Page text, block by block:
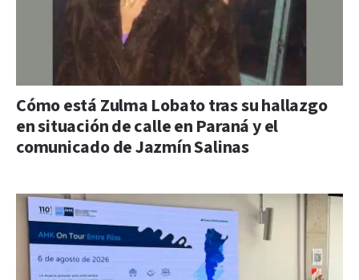
Cómo está Zulma Lobato tras su hallazgo
en situación de calle en Paraná y el
comunicado de Jazmín Salinas